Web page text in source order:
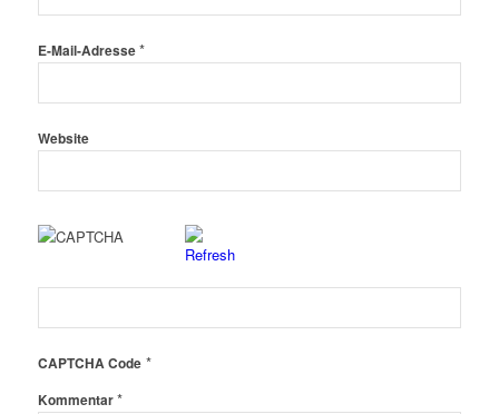
E-Mail-Adresse*
Website
CAPTCHA Code*
Kommentar*